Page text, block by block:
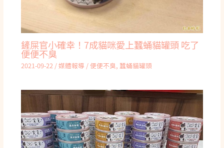
鏟屎官小確幸！7成貓咪愛上蠶蛹貓罐頭 吃了
便便不臭
2021-09-22 /媒體報導 /便便不臭, 蠶蛹貓罐頭